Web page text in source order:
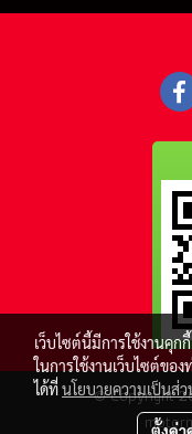
© Copyright
เว็บไซต์นี้มีการใช้งานคุ
ในการใช้งานเว็บไซต์ขอ
ได้ที่นโยบายความเป็นส่